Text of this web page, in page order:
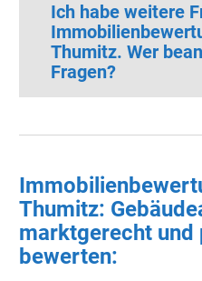
Ich habe weitere
Thumitz. Wer
Fragen?
Thumitz:
marktgerecht und
bewerten: